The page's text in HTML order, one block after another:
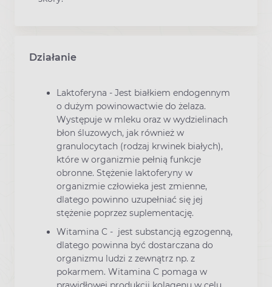
Działanie
Laktoferyna - Jest białkiem endogennym
o dużym powinowactwie do żelaza.
Występuje w mleku oraz w wydzielinach
błon śluzowych, jak również w
granulocytach (rodzaj krwinek białych),
które w organizmie pełnią funkcje
obronne. Stężenie laktoferyny w
organizmie człowieka jest zmienne,
dlatego powinno uzupełniać się jej
stężenie poprzez suplementację.
Witamina C - jest substancją egzogenną,
dlatego powinna być dostarczana do
organizmu ludzi z zewnątrz np. z
pokarmem. Witamina C pomaga w